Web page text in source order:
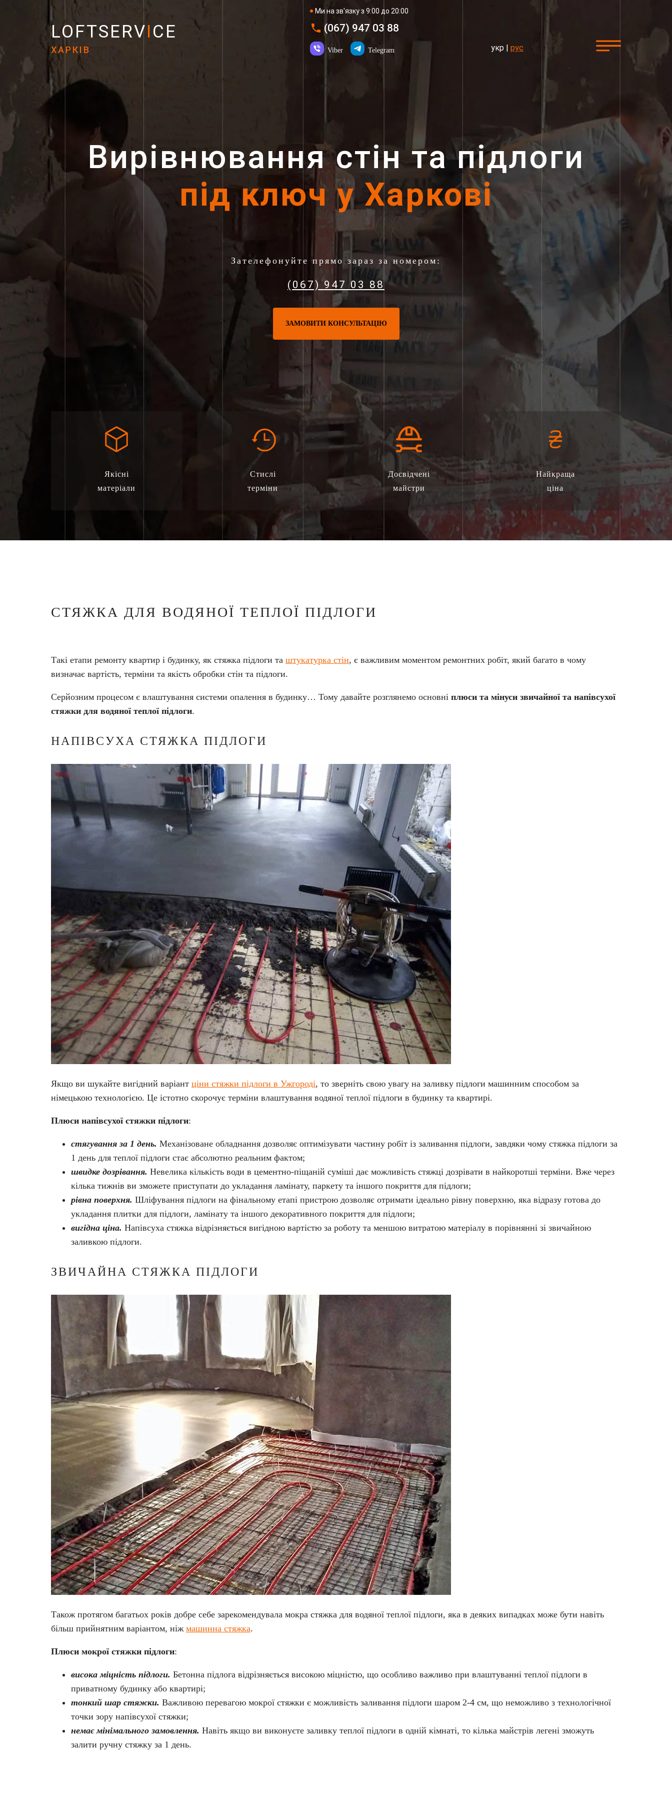
LOFTSERVICE
ХАРКІВ
Ми на зв'язку з 9:00 до 20:00
(067) 947 03 88
Viber Telegram укр | рус
Вирівнювання стін та підлоги
під ключ у Харкові
Зателефонуйте прямо зараз за номером:
(067) 947 03 88
ЗАМОВИТИ КОНСУЛЬТАЦІЮ
Якісні
матеріали
Стислі
терміни
Досвідчені
майстри
Найкраща
ціна
СТЯЖКА ДЛЯ ВОДЯНОЇ ТЕПЛОЇ ПІДЛОГИ
Такі етапи ремонту квартир і будинку, як стяжка підлоги та штукатурка стін, є важливим моментом ремонтних робіт, який багато в чому
визначає вартість, терміни та якість обробки стін та підлоги.
Серйозним процесом є влаштування системи опалення в будинку… Тому давайте розглянемо основні плюси та мінуси звичайної та напівсухої
стяжки для водяної теплої підлоги.
НАПІВСУХА СТЯЖКА ПІДЛОГИ
Якщо ви шукайте вигідний варіант ціни стяжки підлоги в Ужгороді, то зверніть свою увагу на заливку підлоги машинним способом за
німецькою технологією. Це істотно скорочує терміни влаштування водяної теплої підлоги в будинку та квартирі.
Плюси напівсухої стяжки підлоги:
стягування за 1 день. Механізоване обладнання дозволяє оптимізувати частину робіт із заливання підлоги, завдяки чому стяжка підлоги за
1 день для теплої підлоги стає абсолютно реальним фактом;
швидке дозрівання. Невелика кількість води в цементно-піщаній суміші дає можливість стяжці дозрівати в найкоротші терміни. Вже через
кілька тижнів ви зможете приступати до укладання ламінату, паркету та іншого покриття для підлоги;
рівна поверхня. Шліфування підлоги на фінальному етапі пристрою дозволяє отримати ідеально рівну поверхню, яка відразу готова до
укладання плитки для підлоги, ламінату та іншого декоративного покриття для підлоги;
вигідна ціна. Напівсуха стяжка відрізняється вигідною вартістю за роботу та меншою витратою матеріалу в порівнянні зі звичайною
заливкою підлоги.
ЗВИЧАЙНА СТЯЖКА ПІДЛОГИ
Також протягом багатьох років добре себе зарекомендувала мокра стяжка для водяної теплої підлоги, яка в деяких випадках може бути навіть
більш прийнятним варіантом, ніж машинна стяжка.
Плюси мокрої стяжки підлоги:
висока міцність підлоги. Бетонна підлога відрізняється високою міцністю, що особливо важливо при влаштуванні теплої підлоги в
приватному будинку або квартирі;
тонкий шар стяжки. Важливою перевагою мокрої стяжки є можливість заливання підлоги шаром 2-4 см, що неможливо з технологічної
точки зору напівсухої стяжки;
немає мінімального замовлення. Навіть якщо ви виконуєте заливку теплої підлоги в одній кімнаті, то кілька майстрів легені зможуть
залити ручну стяжку за 1 день.